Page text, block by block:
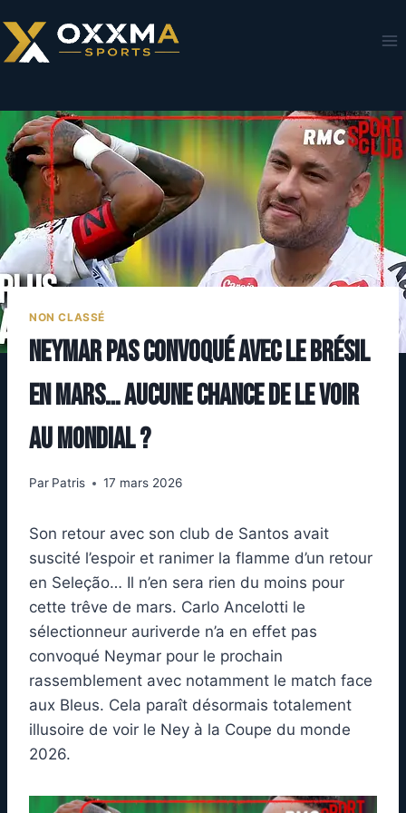
au
contenu
NON CLASSÉ
Neymar pas convoqué avec le Brésil
en mars… aucune chance de le voir
au Mondial ?
Par Patris 17 mars 2026
Son retour avec son club de Santos avait
suscité l’espoir et ranimer la flamme d’un retour
en Seleção… Il n’en sera rien du moins pour
cette trêve de mars. Carlo Ancelotti le
sélectionneur auriverde n’a en effet pas
convoqué Neymar pour le prochain
rassemblement avec notamment le match face
aux Bleus. Cela paraît désormais totalement
illusoire de voir le Ney à la Coupe du monde
2026.